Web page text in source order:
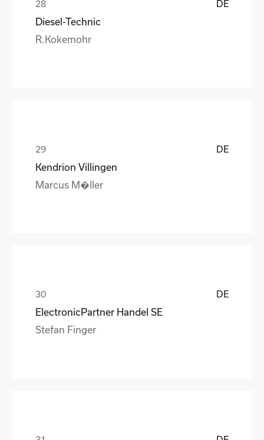
DE
Diesel-Technic
R.Kokemohr
DE
Kendrion Villingen
Marcus M�ller
DE
ElectronicPartner Handel SE
Stefan Finger